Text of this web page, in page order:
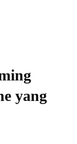
yang